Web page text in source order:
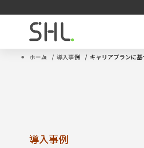
ホーム 導入事例 キャリアプランに
導入事例